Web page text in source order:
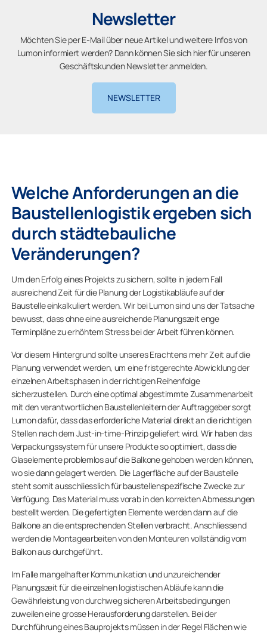
Newsletter
Möchten Sie per E-Mail über neue Artikel und weitere Infos von
Lumon informiert werden? Dann können Sie sich hier für unseren
Geschäftskunden Newsletter anmelden.
NEWSLETTER
Welche Anforderungen an die
Baustellenlogistik ergeben sich
durch städtebauliche
Veränderungen?
Um den Erfolg eines Projekts zu sichern, sollte in jedem Fall
ausreichend Zeit für die Planung der Logistikabläufe auf der
Baustelle einkalkuliert werden. Wir bei Lumon sind uns der Tatsache
bewusst, dass ohne eine ausreichende Planungszeit enge
Terminpläne zu erhöhtem Stress bei der Arbeit führen können.
Vor diesem Hintergrund sollte unseres Erachtens mehr Zeit auf die
Planung verwendet werden, um eine fristgerechte Abwicklung der
einzelnen Arbeitsphasen in der richtigen Reihenfolge
sicherzustellen. Durch eine optimal abgestimmte Zusammenarbeit
mit den verantwortlichen Baustellenleitern der Auftraggeber sorgt
Lumon dafür, dass das erforderliche Material direkt an die richtigen
Stellen nach dem Just-in-time-Prinzip geliefert wird. Wir haben das
Verpackungssystem für unsere Produkte so optimiert, dass die
Glaselemente problemlos auf die Balkone gehoben werden können,
wo sie dann gelagert werden. Die Lagerfläche auf der Baustelle
steht somit ausschliesslich für baustellenspezifische Zwecke zur
Verfügung. Das Material muss vorab in den korrekten Abmessungen
bestellt werden. Die gefertigten Elemente werden dann auf die
Balkone an die entsprechenden Stellen verbracht. Anschliessend
werden die Montagearbeiten von den Monteuren vollständig vom
Balkon aus durchgeführt.
Im Falle mangelhafter Kommunikation und unzureichender
Planungszeit für die einzelnen logistischen Abläufe kann die
Gewährleistung von durchweg sicheren Arbeitsbedingungen
zuweilen eine grosse Herausforderung darstellen. Bei der
Durchführung eines Bauprojekts müssen in der Regel Flächen wie